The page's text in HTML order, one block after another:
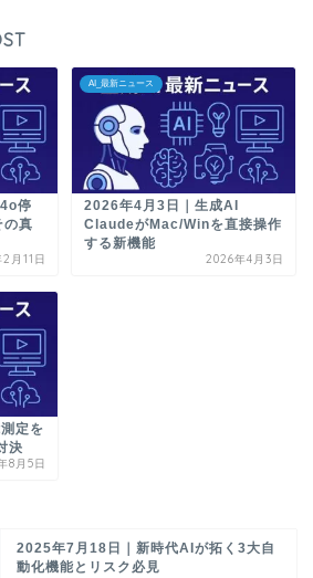
停
の真
月11日
AI_最新ニュース
2026年4月3日｜生成AI
ClaudeがMac/Winを直接操作
する新機能
2026年4月3日
定を
決
8月5日
2025年7月18日｜新時代AIが拓く3大自
動化機能とリスク必見